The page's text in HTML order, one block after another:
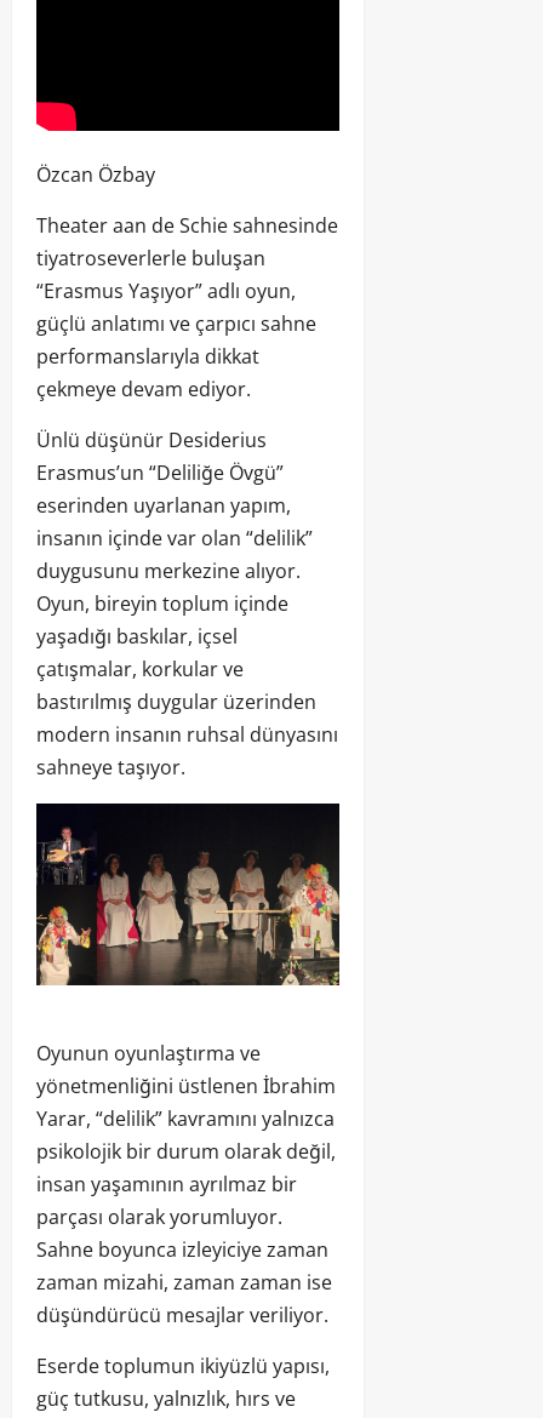
Özcan Özbay
Theater aan de Schie sahnesinde
tiyatroseverlerle buluşan
“Erasmus Yaşıyor” adlı oyun,
güçlü anlatımı ve çarpıcı sahne
performanslarıyla dikkat
çekmeye devam ediyor.
Ünlü düşünür Desiderius
Erasmus’un “Deliliğe Övgü”
eserinden uyarlanan yapım,
insanın içinde var olan “delilik”
duygusunu merkezine alıyor.
Oyun, bireyin toplum içinde
yaşadığı baskılar, içsel
çatışmalar, korkular ve
bastırılmış duygular üzerinden
modern insanın ruhsal dünyasını
sahneye taşıyor.
Oyunun oyunlaştırma ve
yönetmenliğini üstlenen İbrahim
Yarar, “delilik” kavramını yalnızca
psikolojik bir durum olarak değil,
insan yaşamının ayrılmaz bir
parçası olarak yorumluyor.
Sahne boyunca izleyiciye zaman
zaman mizahi, zaman zaman ise
düşündürücü mesajlar veriliyor.
Eserde toplumun ikiyüzlü yapısı,
güç tutkusu, yalnızlık, hırs ve